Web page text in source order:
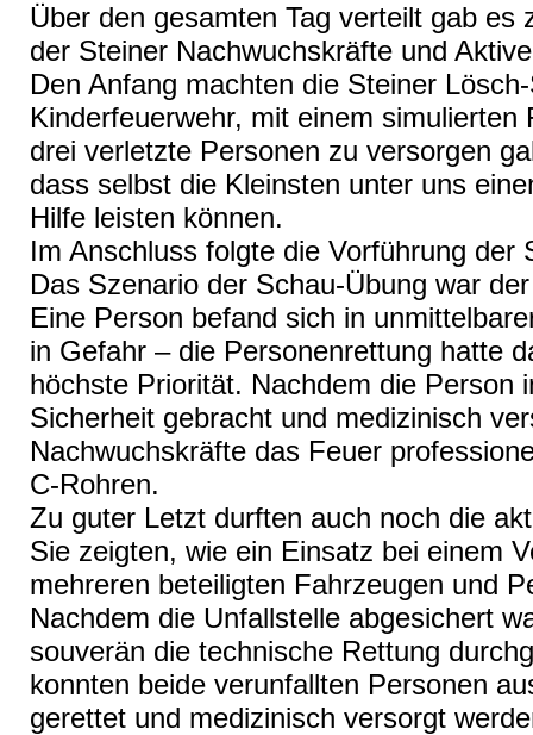
Über den gesamten Tag verteilt gab es
der Steiner Nachwuchskräfte und
Den Anfang machten die Steiner
Kinderfeuerwehr, mit einem simulierten
drei verletzte Personen zu versorgen
dass selbst die Kleinsten unter uns
Hilfe leisten können.
Im Anschluss folgte die Vorführung der
Das Szenario der Schau-Übung war
Eine Person befand sich in
in Gefahr – die Personenrettung hatte
höchste Priorität. Nachdem die Person
Sicherheit gebracht und medizinisch
Nachwuchskräfte das Feuer
C-Rohren.
Zu guter Letzt durften auch noch die
Sie zeigten, wie ein Einsatz bei einem
mehreren beteiligten Fahrzeugen und
Nachdem die Unfallstelle abgesichert
souverän die technische Rettung
konnten beide verunfallten Personen
gerettet und medizinisch versorgt